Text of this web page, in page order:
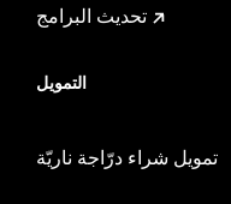
تحديث البرامج
التمويل
تمويل شراء درّاجة ناريّة